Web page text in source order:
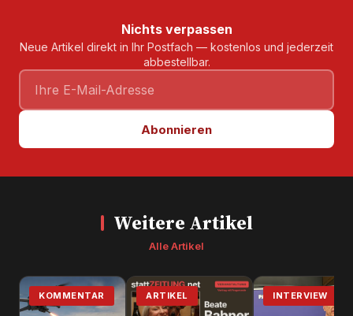
Nichts verpassen
Neue Artikel direkt in Ihr Postfach — kostenlos und jederzeit
abbestellbar.
Abonnieren
Weitere Artikel
Alle Artikel
KOMMENTAR ARTIKEL INTERVIEW